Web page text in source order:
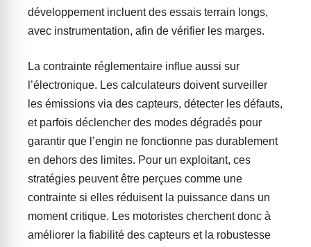
développement incluent des essais terrain longs,
avec instrumentation, afin de vérifier les marges.
La contrainte réglementaire influe aussi sur
l’électronique. Les calculateurs doivent surveiller
les émissions via des capteurs, détecter les défauts,
et parfois déclencher des modes dégradés pour
garantir que l’engin ne fonctionne pas durablement
en dehors des limites. Pour un exploitant, ces
stratégies peuvent être perçues comme une
contrainte si elles réduisent la puissance dans un
moment critique. Les motoristes cherchent donc à
améliorer la fiabilité des capteurs et la robustesse